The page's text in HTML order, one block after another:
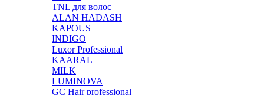
TNL для волос
ALAN HADASH
KAPOUS
INDIGO
Luxor Professional
KAARAL
MILK
LUMINOVA
GC Hair professional